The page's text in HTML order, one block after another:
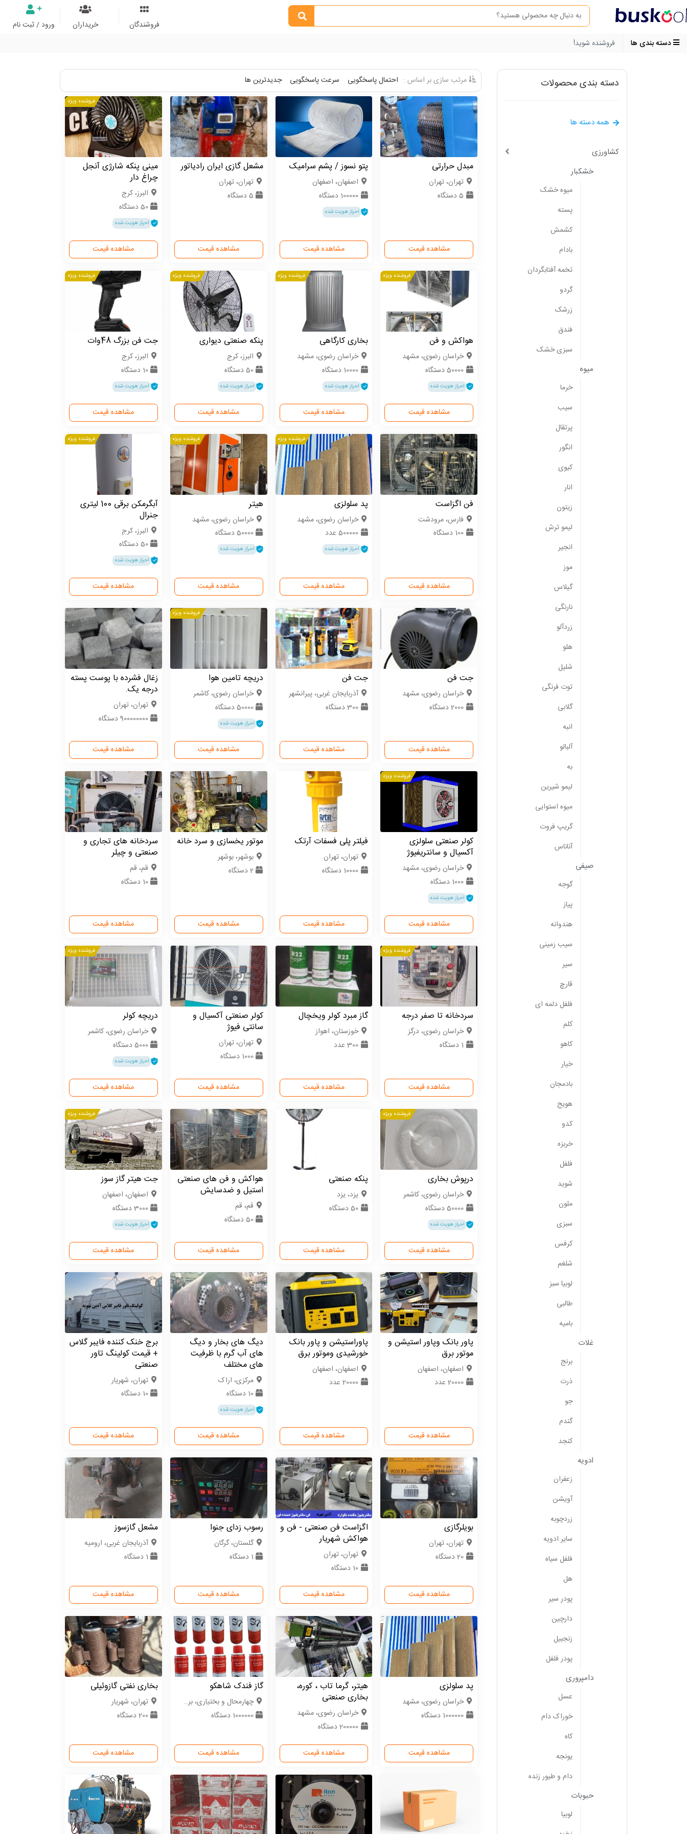
ورود / ثبت نام خریداران
فروشندگان
دسته بندی ها
فروشنده شوید!
مرتب سازی بر اساس : احتمال پاسخگویی سرعت پاسخگویی جدیدترین ها
مبدل حرارتی
تهران، تهران
5 دستگاه
مشاهده قیمت
پتو نسوز / پشم سرامیک
اصفهان، اصفهان
100000 دستگاه
احراز هویت شده
مشاهده قیمت
مشعل گازی ایران رادیاتور
تهران، تهران
5 دستگاه
مشاهده قیمت
فروشنده ویژه
مینی پنکه شارژی آنجل
چراغ دار
البرز، کرج
50 دستگاه
احراز هویت شده
مشاهده قیمت
فروشنده ویژه
هواکش و فن
خراسان رضوی، مشهد
50000 دستگاه
احراز هویت شده
مشاهده قیمت
فروشنده ویژه
بخاری کارگاهی
خراسان رضوی، مشهد
10000 دستگاه
احراز هویت شده
مشاهده قیمت
فروشنده ویژه
پنکه صنعتی دیواری
البرز، کرج
50 دستگاه
احراز هویت شده
مشاهده قیمت
فروشنده ویژه
جت فن بزرگ 48وات
البرز، کرج
10 دستگاه
احراز هویت شده
مشاهده قیمت
فن اگزاست
فارس، مرودشت
100 دستگاه
مشاهده قیمت
فروشنده ویژه
پد سلولزی
خراسان رضوی، مشهد
500000 عدد
احراز هویت شده
مشاهده قیمت
فروشنده ویژه
هیتر
خراسان رضوی، مشهد
50000 دستگاه
احراز هویت شده
مشاهده قیمت
فروشنده ویژه
آبگرمکن برقی 100 لیتری
جنرال
البرز، کرج
50 دستگاه
احراز هویت شده
مشاهده قیمت
جت فن
خراسان رضوی، مشهد
2000 دستگاه
مشاهده قیمت
جت فن
آذربایجان غربی، پیرانشهر
300 دستگاه
مشاهده قیمت
فروشنده ویژه
دریچه تامین هوا
خراسان رضوی، کاشمر
50000 دستگاه
احراز هویت شده
مشاهده قیمت
زغال فشرده با پوست پسته
درجه یک.
تهران، تهران
900000000 دستگاه
مشاهده قیمت
فروشنده ویژه
کولر صنعتی سلولزی
آکسیال و سانتریفیوژ
خراسان رضوی، مشهد
1000 دستگاه
احراز هویت شده
مشاهده قیمت
فیلتر پلی فسفات آرتک
تهران، تهران
10000 دستگاه
مشاهده قیمت
موتور یخسازی و سرد خانه
بوشهر، بوشهر
2 دستگاه
مشاهده قیمت
سردخانه های تجاری و
صنعتی و چیلر
قم، قم
10 دستگاه
مشاهده قیمت
فروشنده ویژه
سردخانه تا صفر درجه
خراسان رضوی، درگز
1 دستگاه
مشاهده قیمت
گاز مبرد کولر ویخچال
خوزستان، اهواز
300 عدد
مشاهده قیمت
کولر صنعتی آکسیال و
سانتی فیوژ
تهران، تهران
1000 دستگاه
مشاهده قیمت
فروشنده ویژه
دریچه کولر
خراسان رضوی، کاشمر
5000 دستگاه
احراز هویت شده
مشاهده قیمت
فروشنده ویژه
درپوش بخاری
خراسان رضوی، کاشمر
50000 دستگاه
احراز هویت شده
مشاهده قیمت
پنکه صنعتی
یزد، یزد
50 دستگاه
مشاهده قیمت
هواکش و فن های صنعتی
استیل و ضدسایش
قم، قم
50 دستگاه
مشاهده قیمت
فروشنده ویژه
جت هیتر گاز سوز
اصفهان، اصفهان
3000 دستگاه
احراز هویت شده
مشاهده قیمت
پاور بانک وپاور استیشن و
موتور برق
اصفهان، اصفهان
20000 عدد
مشاهده قیمت
پاوراستیشن و پاور بانک
خورشیدی وموتور برق
اصفهان، اصفهان
20000 عدد
مشاهده قیمت
دیگ های بخار و دیگ
های آب گرم با ظرفیت
های مختلف
مركزی، اراک
10 دستگاه
احراز هویت شده
مشاهده قیمت
برج خنک کننده فایبر گلاس
+ قیمت کولینگ تاور
صنعتی
تهران، شهریار
10 دستگاه
مشاهده قیمت
بویلرگازی
تهران، تهران
20 دستگاه
مشاهده قیمت
اگزاست فن صنعتی - فن و
هواکش شهریار
تهران، تهران
10 دستگاه
مشاهده قیمت
رسوب زدای جنوا
گلستان، گرگان
1 دستگاه
مشاهده قیمت
مشعل گازسوز
آذربایجان غربی، ارومیه
1 دستگاه
مشاهده قیمت
پد سلولزی
خراسان رضوی، مشهد
1000000 دستگاه
مشاهده قیمت
هیتر، گرما تاب ، کوره،
بخاری صنعتی
خراسان رضوی، مشهد
200000 دستگاه
مشاهده قیمت
گاز فندک شاهکو
چهارمحال و بختیاری، بروجن
1000000 دستگاه
مشاهده قیمت
بخاری نفتی گازوئیلی
تهران، شهریار
200 دستگاه
مشاهده قیمت
دسته بندی محصولات
همه دسته ها
کشاورزی
خشکبار
میوه خشک
پسته
کشمش
بادام
تخمه آفتابگردان
گردو
زرشک
فندق
سبزی خشک
میوه
خرما
سیب
پرتقال
انگور
کیوی
انار
زیتون
لیمو ترش
انجیر
موز
گیلاس
نارنگی
زردآلو
هلو
شلیل
توت فرنگی
گلابی
انبه
آلبالو
به
لیمو شیرین
میوه استوایی
گریپ فروت
آناناس
صیفی
گوجه
پیاز
هندوانه
سیب زمینی
سیر
قارچ
فلفل دلمه ای
کلم
کاهو
خیار
بادمجان
هویج
کدو
خربزه
فلفل
شوید
ملون
سبزی
کرفس
شلغم
لوبیا سبز
طالبی
بامیه
غلات
برنج
ذرت
جو
گندم
کنجد
ادویه
زعفران
آویشن
زردچوبه
سایر ادویه
فلفل سیاه
هل
پودر سیر
دارچین
زنجبیل
پودر فلفل
دامپروری
عسل
خوراک دام
کاه
یونجه
دام و طیور زنده
حبوبات
لوبیا